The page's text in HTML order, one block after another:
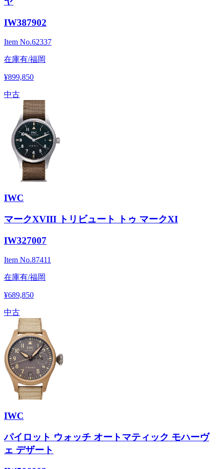
IW387902
Item No.62337
在庫有/福岡
¥899,850
中古
IWC
マークXVIII トリビュート トゥ マークXI
IW327007
Item No.87411
在庫有/福岡
¥689,850
中古
IWC
パイロット ウォッチ オートマティック モハーヴ
ェ デザート